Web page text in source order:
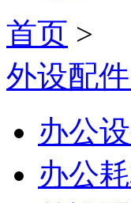
首页 >
外设配
办公
办公